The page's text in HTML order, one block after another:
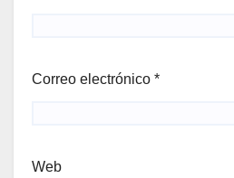
Correo electrónico *
Web